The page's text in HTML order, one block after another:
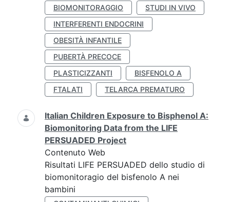
BIOMONITORAGGIO
STUDI IN VIVO
INTERFERENTI ENDOCRINI
OBESITÀ INFANTILE
PUBERTÀ PRECOCE
PLASTICIZZANTI
BISFENOLO A
FTALATI
TELARCA PREMATURO
Italian Children Exposure to Bisphenol A:
Biomonitoring Data from the LIFE
PERSUADED Project
Contenuto Web
Risultati LIFE PERSUADED dello studio di
biomonitoragio del bisfenolo A nei
bambini